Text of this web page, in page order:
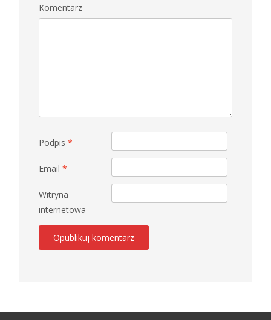
Komentarz
Podpis *
Email *
Witryna
internetowa